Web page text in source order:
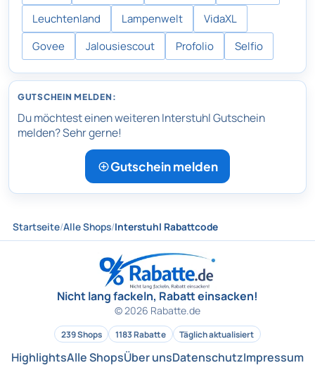
Leuchtenland
Lampenwelt
VidaXL
Govee
Jalousiescout Profolio Selfio
GUTSCHEIN MELDEN:
Du möchtest einen weiteren Interstuhl Gutschein
melden? Sehr gerne!
Gutschein melden
Startseite/Alle Shops/Interstuhl Rabattcode
Nicht lang fackeln, Rabatt einsacken!
© 2026 Rabatte.de
239 Shops 1183 Rabatte Täglich aktualisiert
HighlightsAlle ShopsÜber unsDatenschutzImpressum